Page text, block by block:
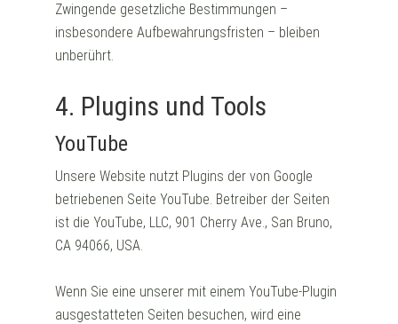
Zwingende gesetzliche Bestimmungen –
insbesondere Aufbewahrungsfristen – bleiben
unberührt.
4. Plugins und Tools
YouTube
Unsere Website nutzt Plugins der von Google
betriebenen Seite YouTube. Betreiber der Seiten
ist die YouTube, LLC, 901 Cherry Ave., San Bruno,
CA 94066, USA.
Wenn Sie eine unserer mit einem YouTube-Plugin
ausgestatteten Seiten besuchen, wird eine